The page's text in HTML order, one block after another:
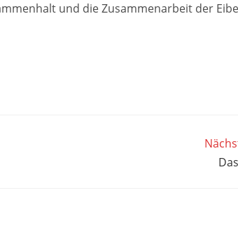
und die Zusammenarbeit der